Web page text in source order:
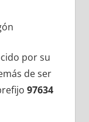
pοr su
dе ser
97634